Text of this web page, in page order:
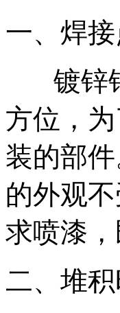
一、焊
镀锌钢
方位，
装的部
的外观
求喷漆，
二、堆